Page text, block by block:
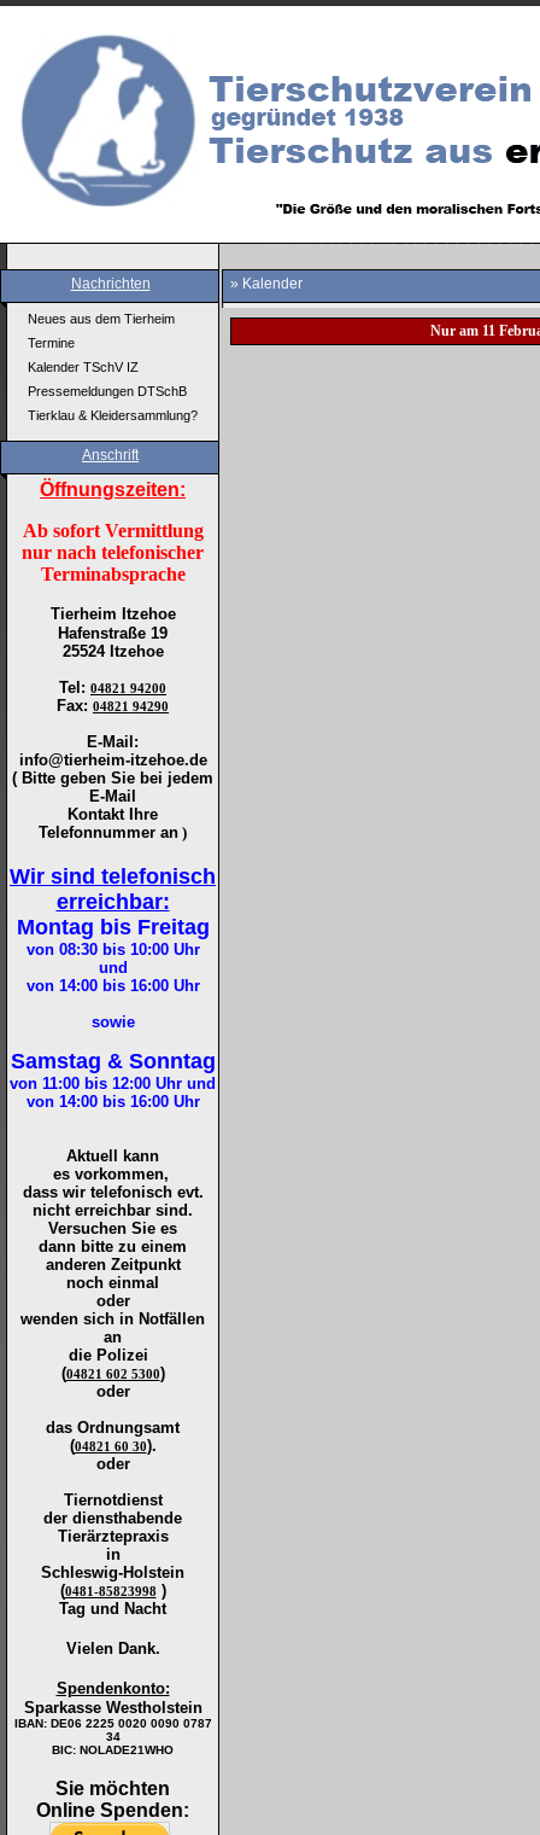
Nachrichten
Neues aus dem Tierheim
Termine
Kalender TSchV IZ
Pressemeldungen DTSchB
Tierklau & Kleidersammlung?
Anschrift
Öffnungszeiten:
Ab sofort Vermittlung
nur nach telefonischer
Terminabsprache
Tierheim Itzehoe
Hafenstraße 19
25524 Itzehoe
Tel : 04821 94200
Fax: 04821 94290
E-Mail:
info@tierheim-itzehoe.de
( Bitte geben Sie bei jedem
E-Mail
Kontakt Ihre
Telefonnummer an )
Wir sind telefonisch
erreichbar:
Montag bis Freitag
von 08:30 bis 10:00Uhr
und
von 14:00 bis 16:00Uhr
sowie
Samstag & Sonntag
von 11:00 bis 12:00 Uhr und
von 14:00 bis 16:00Uhr
Aktuell kann
es vorkommen,
dass wir telefonisch evt.
nicht erreichbar sind.
Versuchen Sie es
dann bitte zu einem
anderen Zeitpunkt
noch einmal
oder
wenden sich in Notfällen
an
die Polizei
(04821 602 5300)
oder
das Ordnungsamt
(04821 60 30).
oder
Tiernotdienst
der diensthabende
Tierärztepraxis
in
Schleswig-Holstein
(0481-85823998 )
Tag und Nacht
Vielen Dank.
Spendenkonto:
Sparkasse Westholstein
IBAN: DE06 2225 0020 0090 0787
34
BIC: NOLADE21WHO
Sie möchten
Online Spenden:
» Kalender
Nur am 11